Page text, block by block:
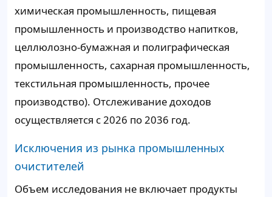
химическая промышленность, пищевая
промышленность и производство напитков,
целлюлозно-бумажная и полиграфическая
промышленность, сахарная промышленность,
текстильная промышленность, прочее
производство). Отслеживание доходов
осуществляется с 2026 по 2036 год.
Исключения из рынка промышленных
очистителей
Объем исследования не включает продукты